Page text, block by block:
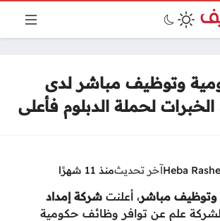
وتوظيف مباشر لدى
لحملة الدبلوم فأعلى
Hebaآخر تحديثمنذ 11 شهرًا
مباشر، أعلنت شركة إمداد
لشركة علم عن توافر وظائف حكومية